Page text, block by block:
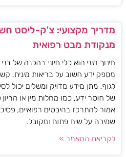
מדריך מקצועי: צ'ק-ליסט
מנקודת מבט רפואית
חינוך מיני הוא כלי חיוני בהכנה של
מספק ידע חשוב על בריאות מינית,
לגוף. מתן מידע מדויק ומשלים יכול
של חוסר ידע, כמו מחלות מין או הריון
אמור להתרכז בהיבטים רפואיים,
שמירה על שיח פתוח ומקובל.
לקריאת המאמר »